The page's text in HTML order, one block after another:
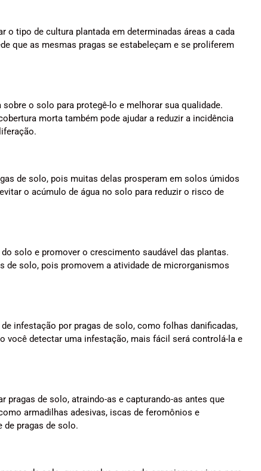
o tipo de cultura plantada em determinadas áreas a cada
que as mesmas pragas se estabeleçam e se proliferem
o solo para protegê-lo e melhorar sua qualidade.
morta também pode ajudar a reduzir a incidência
de solo, pois muitas delas prosperam em solos úmidos
o acúmulo de água no solo para reduzir o risco de
solo e promover o crescimento saudável das plantas.
de solo, pois promovem a atividade de microrganismos
infestação por pragas de solo, como folhas danificadas,
você detectar uma infestação, mais fácil será controlá-la e
de solo, atraindo-as e capturando-as antes que
armadilhas adesivas, iscas de feromônios e
de pragas de solo.